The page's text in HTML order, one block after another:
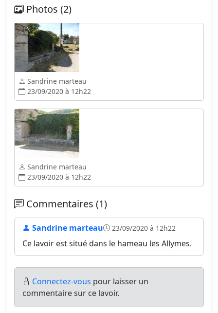
Photos (2)
Sandrine marteau
23/09/2020 à 12h22
Sandrine marteau
23/09/2020 à 12h22
Commentaires (1)
Sandrine marteau 23/09/2020 à 12h22
Ce lavoir est situé dans le hameau les Allymes.
Connectez-vous pour laisser un
commentaire sur ce lavoir.